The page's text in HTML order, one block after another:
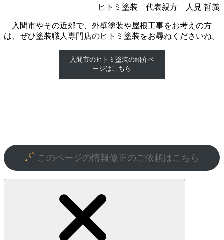
ヒトミ塗装 代表親方 人見 哲義
入間市やその近郊で、外壁塗装や屋根工事をお考えの方
は、ぜひ塗装職人専門店のヒトミ塗装をお尋ねくださいね。
入間市のヒトミ塗装の紹介ペ
ージはこちら
このページの情報修正のご依頼はこちら